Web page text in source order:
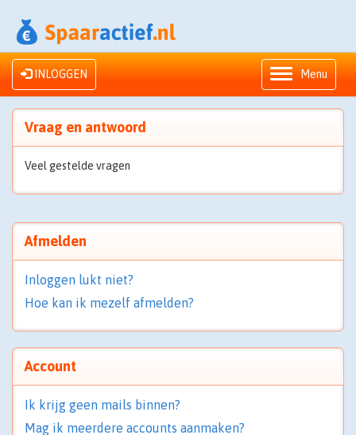
Menu
INLOGGEN
Vraag en antwoord
Veel gestelde vragen
Afmelden
Inloggen lukt niet?
Hoe kan ik mezelf afmelden?
Account
Ik krijg geen mails binnen?
Mag ik meerdere accounts aanmaken?